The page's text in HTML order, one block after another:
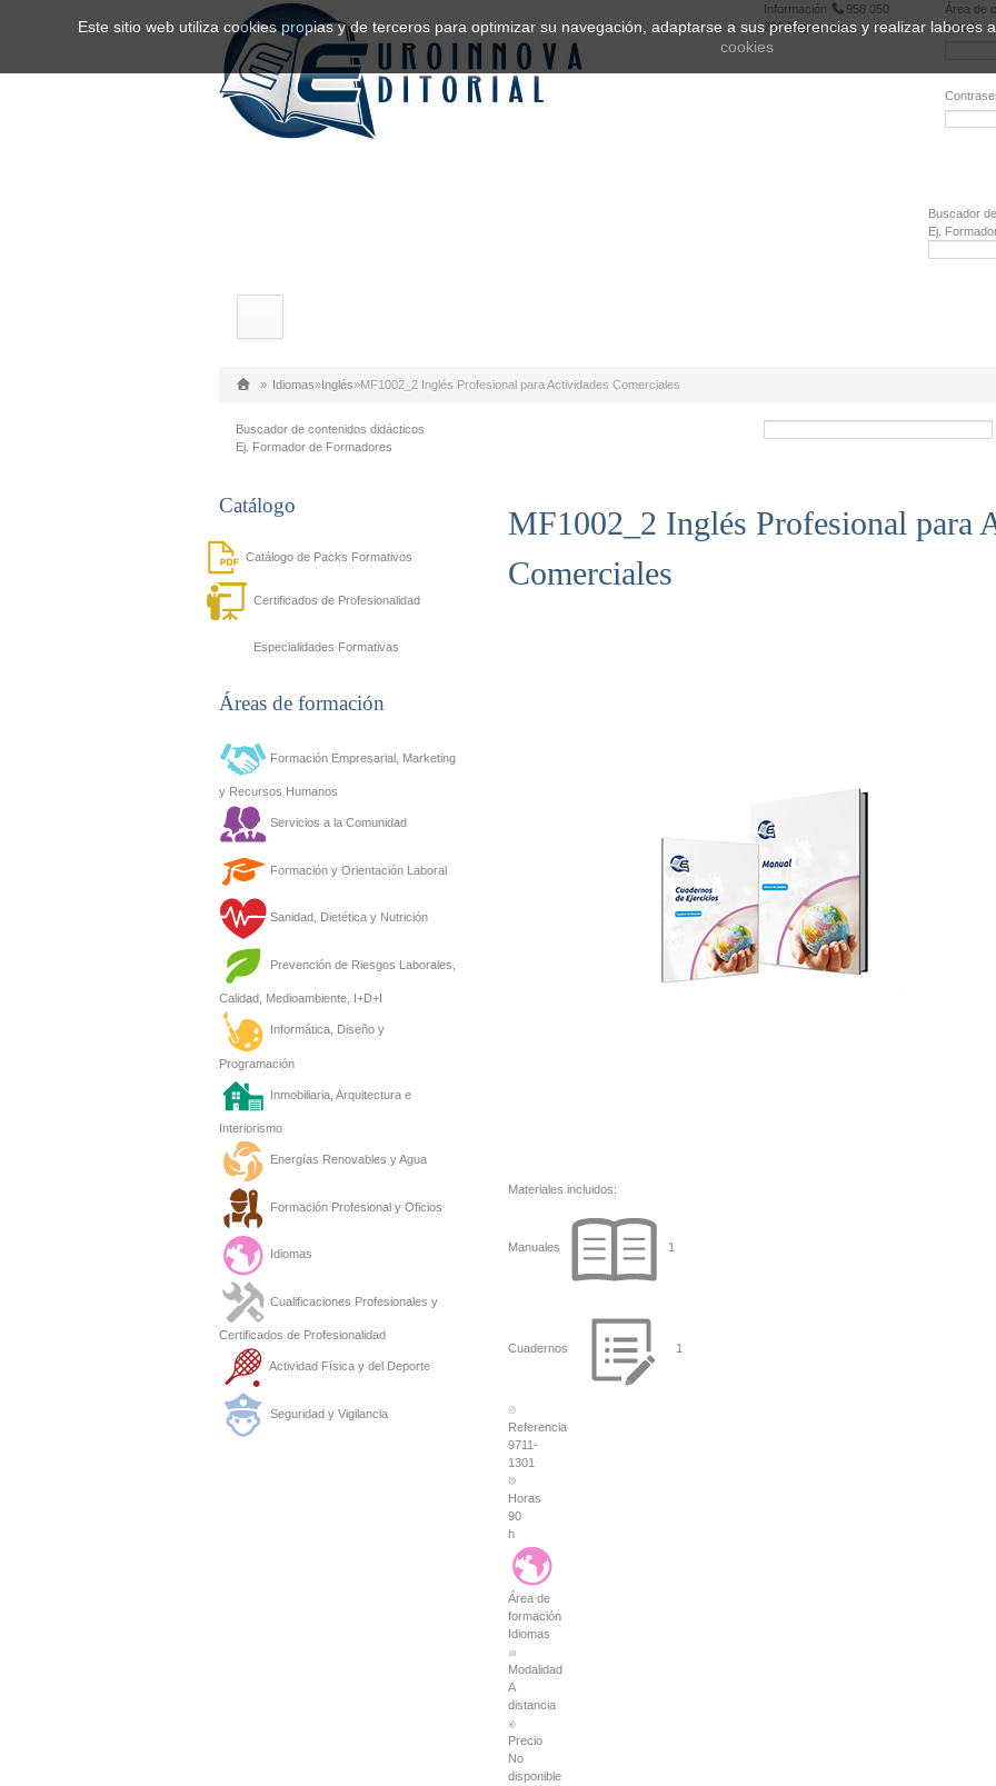
Información
958 050
222 Registrarse
Área de
Email:
Buscador
Ej.
» Idiomas»Inglés»MF1002_2 Inglés Profesional para Actividades Comerciales
Buscador de contenidos didácticos
Ej. Formador de Formadores
Catálogo
Catálogo de Packs Formativos
Certificados de Profesionalidad
Especialidades Formativas
Áreas de formación
Formación Empresarial, Marketing
y Recursos Humanos
Servicios a la Comunidad
Formación y Orientación Laboral
Sanidad, Dietética y Nutrición
Prevención de Riesgos Laborales,
Calidad, Medioambiente, I+D+I
Informática, Diseño y
Programación
Inmobiliaria, Arquitectura e
Interiorismo
Energías Renovables y Agua
Formación Profesional y Oficios
Idiomas
Cualificaciones Profesionales y
Certificados de Profesionalidad
Actividad Física y del Deporte
Seguridad y Vigilancia
MF1002_2 Inglés Profesional para
Comerciales
Materiales incluidos:
Manuales 1
Cuadernos 1
Referencia
9711-
1301
Horas
90
h
Área de
formación
Idiomas
Modalidad
A
distancia
Precio
No
disponible
Este sitio web utiliza cookies propias y de terceros para optimizar su navegación, adaptarse a sus preferencias y realizar labores
cookies